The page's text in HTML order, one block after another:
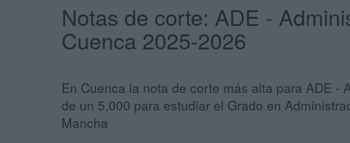
Notas de corte: ADE -
Cuenca 2025-2026
En Cuenca la nota de corte más alta para ADE
de un 5,000 para estudiar el Grado en
Mancha